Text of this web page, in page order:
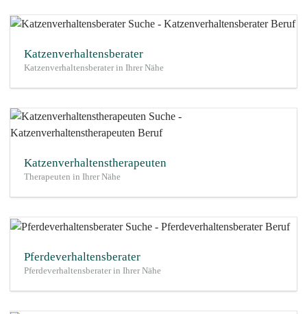
Katzenverhaltensberater
Katzenverhaltensberater in Ihrer Nähe
Katzenverhaltenstherapeuten
Therapeuten in Ihrer Nähe
Pferdeverhaltensberater
Pferdeverhaltensberater in Ihrer Nähe